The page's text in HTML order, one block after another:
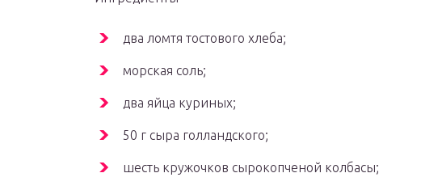
два ломтя тостового хлеба;
морская соль;
два яйца куриных;
50 г сыра голландского;
шесть кружочков сырокопченой колбасы;